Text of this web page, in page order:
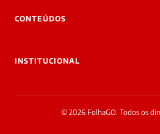
CONTEÚDOS
INSTITUCIONAL
© 2026 FolhaGO. Todos os